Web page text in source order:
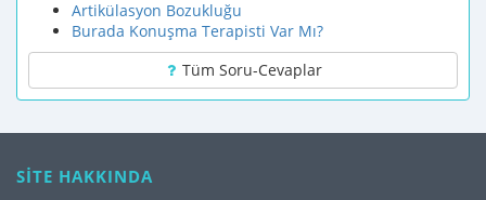
Artikülasyon Bozukluğu
Burada Konuşma Terapisti Var Mı?
Tüm Soru-Cevaplar
SİTE HAKKINDA